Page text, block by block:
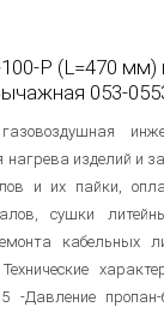
Р (L=470 мм)
053-
нагрева изделий и
и их пайки,
сушки
кабельных
-Давление